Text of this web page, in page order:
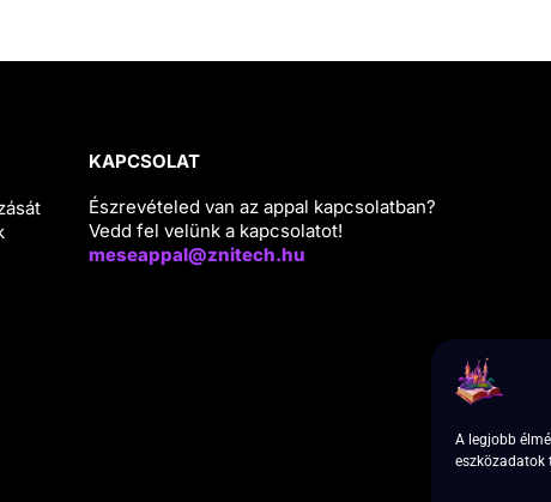
A legjobb
eszközadatok
KAPCSOLAT
Észrevételed van az appal kapcsolatban?
Vedd fel velünk a kapcsolatot!
meseappal@znitech.hu